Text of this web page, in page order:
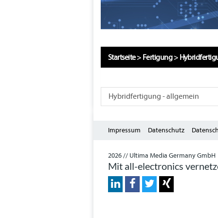
Startseite> Fertigung >
Hybridfertigung - allgemein
Impressum Datenschutz
2026 // Ultima Media Germany GmbH
Mit all-electronics